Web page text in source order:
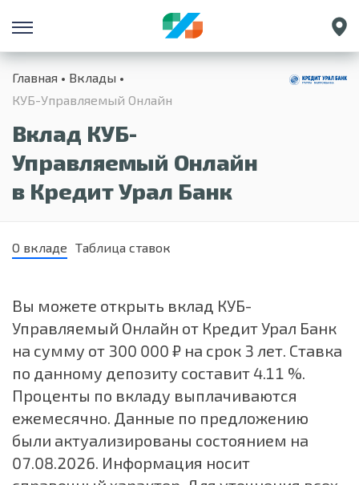
Санкт-Петербург
Екатеринбург
Главная
Вклады
КУБ-Управляемый Онлайн
Вклад КУБ-
Управляемый Онлайн
в Кредит Урал Банк
О вкладе Таблица ставок
Вы можете открыть вклад КУБ-
Управляемый Онлайн от Кредит Урал Банк
на сумму от 300 000 ₽ на срок 3 лет. Ставка
по данному депозиту составит 4.11 %.
Проценты по вкладу выплачиваются
ежемесячно. Данные по предложению
были актуализированы состоянием на
07.08.2026. Информация носит